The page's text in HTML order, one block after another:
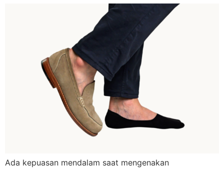
Ada kepuasan mendalam saat mengenakan